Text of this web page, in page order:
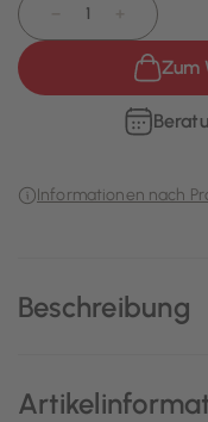
Beschreibung
Zum
Informationen nach